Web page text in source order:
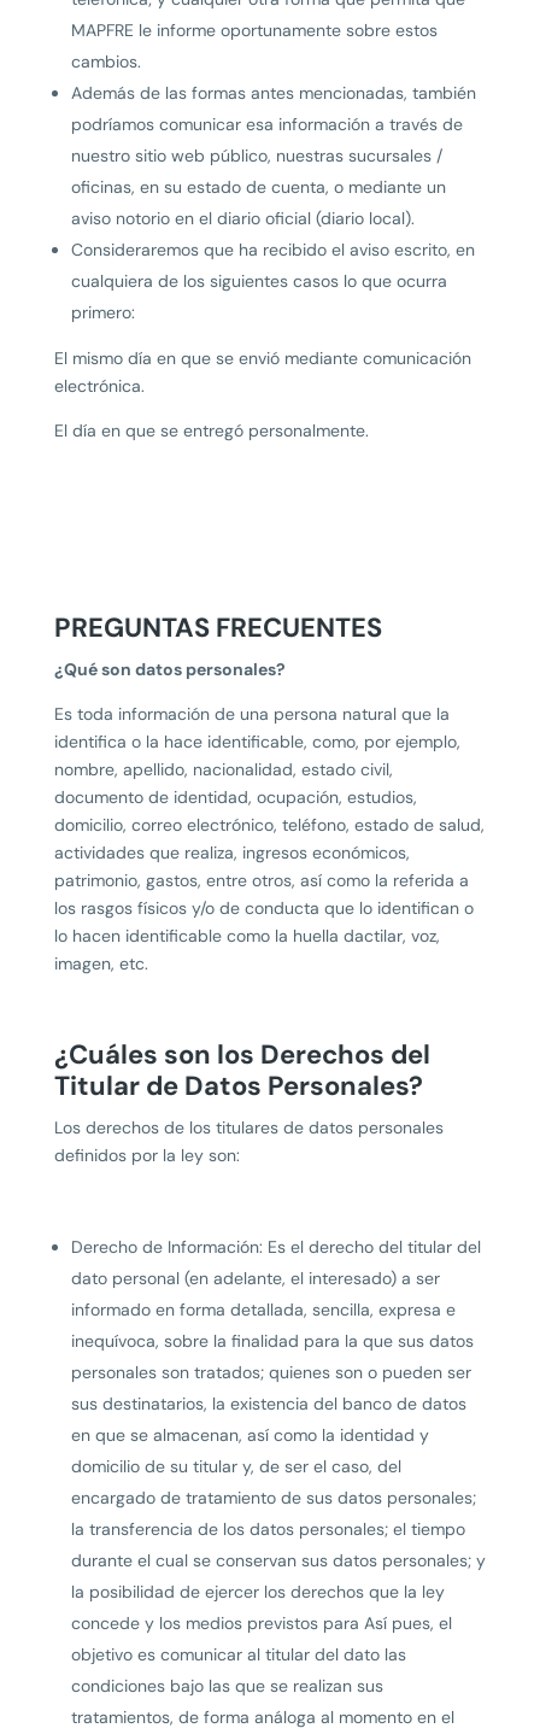
MAPFRE le informe oportunamente sobre estos
cambios.
Además de las formas antes mencionadas, también
podríamos comunicar esa información a través de
nuestro sitio web público, nuestras sucursales /
oficinas, en su estado de cuenta, o mediante un
aviso notorio en el diario oficial (diario local).
Consideraremos que ha recibido el aviso escrito, en
cualquiera de los siguientes casos lo que ocurra
primero:
El mismo día en que se envió mediante comunicación
electrónica.
El día en que se entregó personalmente.
PREGUNTAS FRECUENTES
¿Qué son datos personales?
Es toda información de una persona natural que la
identifica o la hace identificable, como, por ejemplo,
nombre, apellido, nacionalidad, estado civil,
documento de identidad, ocupación, estudios,
domicilio, correo electrónico, teléfono, estado de salud,
actividades que realiza, ingresos económicos,
patrimonio, gastos, entre otros, así como la referida a
los rasgos físicos y/o de conducta que lo identifican o
lo hacen identificable como la huella dactilar, voz,
imagen, etc.
¿Cuáles son los Derechos del
Titular de Datos Personales?
Los derechos de los titulares de datos personales
definidos por la ley son:
Derecho de Información: Es el derecho del titular del
dato personal (en adelante, el interesado) a ser
informado en forma detallada, sencilla, expresa e
inequívoca, sobre la finalidad para la que sus datos
personales son tratados; quienes son o pueden ser
sus destinatarios, la existencia del banco de datos
en que se almacenan, así como la identidad y
domicilio de su titular y, de ser el caso, del
encargado de tratamiento de sus datos personales;
la transferencia de los datos personales; el tiempo
durante el cual se conservan sus datos personales; y
la posibilidad de ejercer los derechos que la ley
concede y los medios previstos para Así pues, el
objetivo es comunicar al titular del dato las
condiciones bajo las que se realizan sus
tratamientos, de forma análoga al momento en el